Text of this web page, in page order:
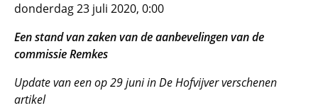
donderdag 23 juli 2020, 0:00
Een stand van zaken van de aanbevelingen van de
commissie Remkes
Update van een op 29 juni in De Hofvijver verschenen
artikel